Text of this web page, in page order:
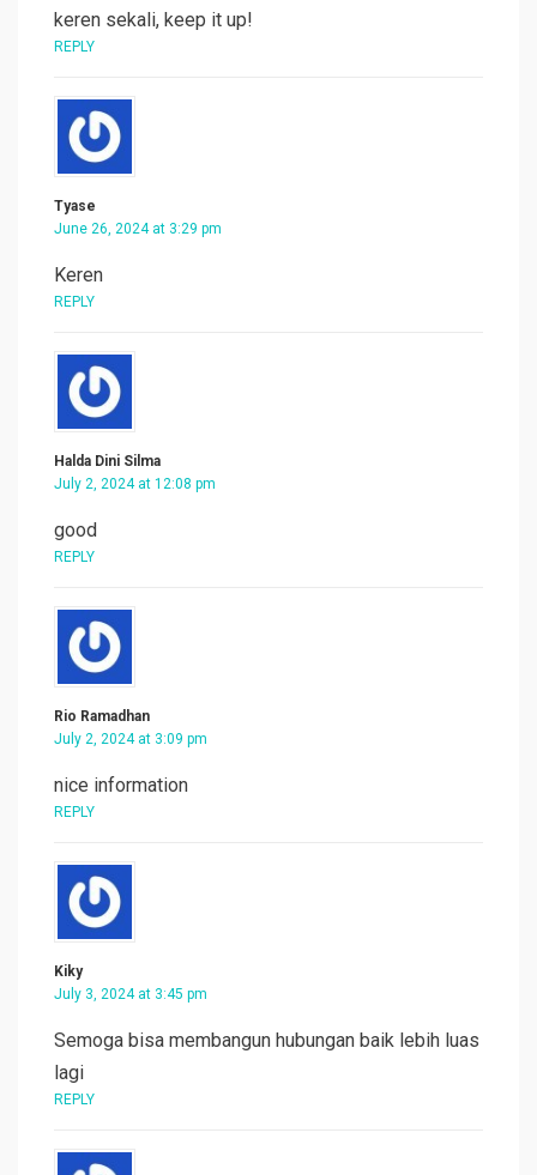
keren sekali, keep it up!
REPLY
Tyase
June 26, 2024 at 3:29 pm
Keren
REPLY
Halda Dini Silma
July 2, 2024 at 12:08 pm
good
REPLY
Rio Ramadhan
July 2, 2024 at 3:09 pm
nice information
REPLY
Kiky
July 3, 2024 at 3:45 pm
Semoga bisa membangun hubungan baik lebih luas
lagi
REPLY